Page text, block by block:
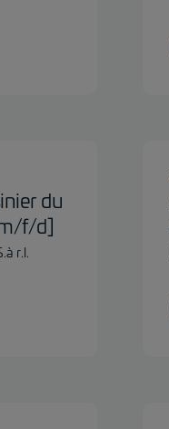
du
f/d]
r.l.